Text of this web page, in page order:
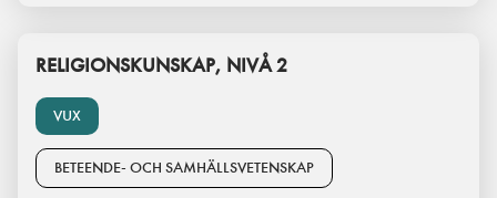
VUX
RELIGIONSKUNSKAP, NIVÅ 2
BETEENDE- OCH SAMHÄLLSVETENSKAP